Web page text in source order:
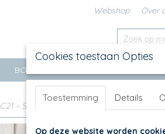
Webshop Over
BORDEN
C21 - Sushischaal M C21 - Sushischaal
Cookies toestaan Opties
Toestemming Details
Op deze website worden